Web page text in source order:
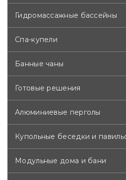
Гидромассажные бассейны
Спа-купели
Банные чаны
Готовые решения
Алюминиевые перголы
Купольные беседки и
Модульные дома и бани